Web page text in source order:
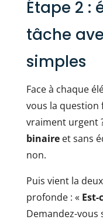
Étape 2 :
tâche
simples
Face à chaque
vous la question
vraiment urgent
binaireet sans
non.
Puis vient la
profonde : « Est-
Demandez-vous